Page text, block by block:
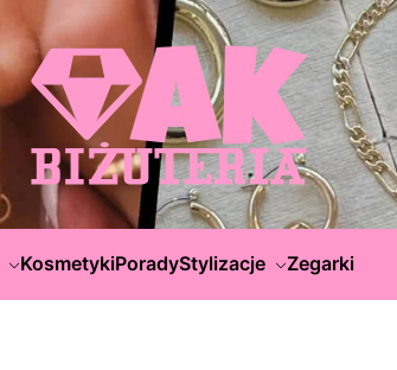
KosmetykiPoradyStylizacje Zegarki